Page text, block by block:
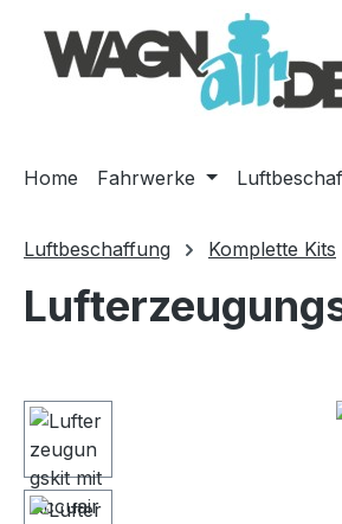
Hauptinhalt springen
Zur Suche springen
Zur Hauptnavigation springen
Home Fahrwerke
Luftbeschaffung Komplette Kits
Bildergalerie überspringen